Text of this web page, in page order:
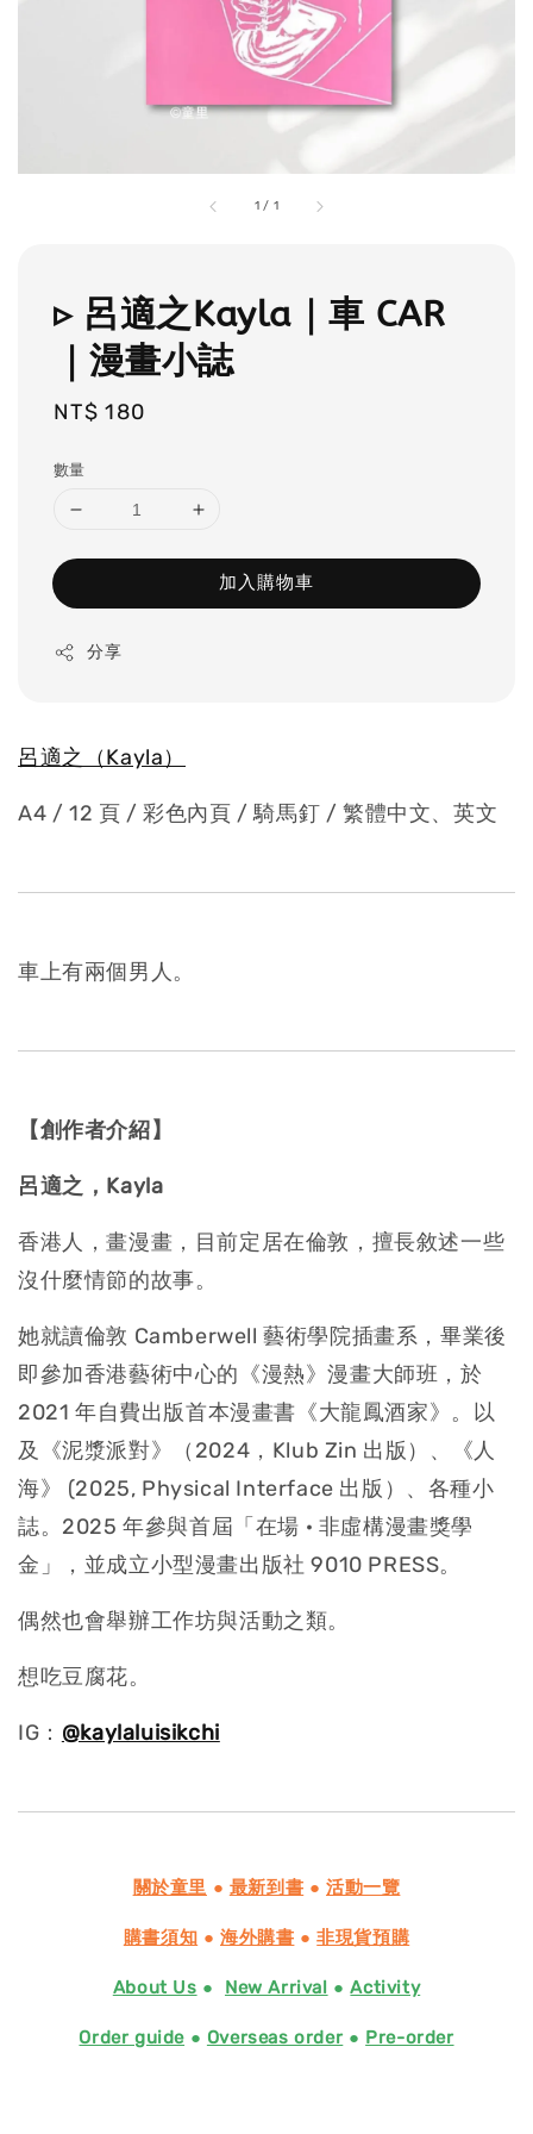
1 / 1
▹ 呂適之Kayla｜車 CAR
｜漫畫小誌
Regular
NT$ 180
數量
加入購物車
分享
呂適之（Kayla）
A4 / 12 頁 / 彩色內頁 / 騎馬釘 / 繁體中文、英文
車上有兩個男人。
【創作者介紹】
呂適之，Kayla
香港人，畫漫畫，目前定居在倫敦，擅長敘述一些
沒什麼情節的故事。
她就讀倫敦 Camberwell 藝術學院插畫系，畢業後
即參加香港藝術中心的《漫熱》漫畫大師班，於
2021 年自費出版首本漫畫書《大龍鳳酒家》。以
及《泥漿派對》（2024，Klub Zin 出版）、《人
海》 (2025, Physical Interface 出版）、各種小
誌。2025 年參與首屆「在場 · 非虛構漫畫獎學
金」，並成立小型漫畫出版社 9010 PRESS。
偶然也會舉辦工作坊與活動之類。
想吃豆腐花。
IG： @kaylaluisikchi
關於童里 ● 最新到書 ●活動一覽
購書須知 ● 海外購書 ●非現貨預購
About Us ● New Arrival ●Activity
Order guide ● Overseas order● Pre-order